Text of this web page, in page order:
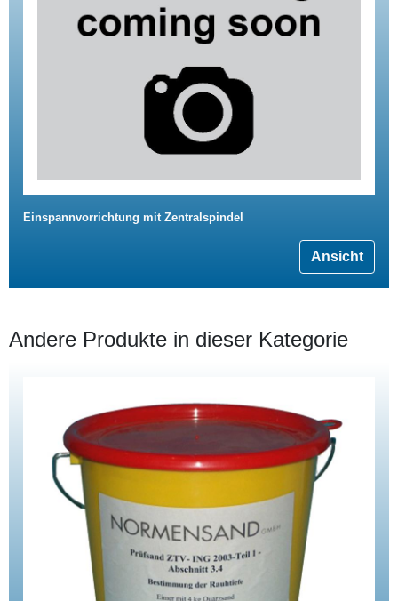
Einspannvorrichtung mit Zentralspindel
Ansicht
Andere Produkte in dieser Kategorie